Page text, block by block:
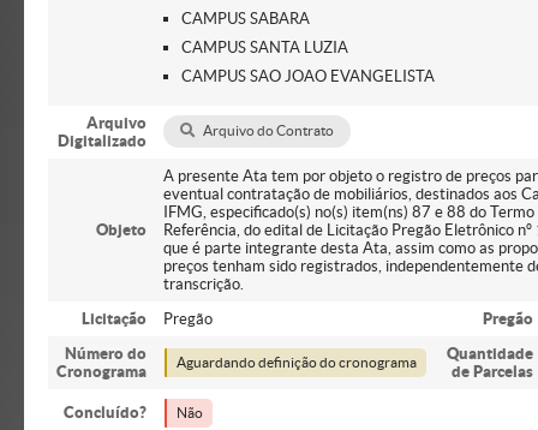
CAMPUS SABARA
CAMPUS SANTA LUZIA
CAMPUS SAO JOAO EVANGELISTA
Arquivo
Digitalizado
Arquivo do Contrato
Objeto
A presente Ata tem por objeto o registro de preços
eventual contratação de mobiliários, destinados aos
IFMG, especificado(s) no(s) item(ns) 87 e 88 do Termo
Referência, do edital de Licitação Pregão Eletrônico
que é parte integrante desta Ata, assim como as
preços tenham sido registrados, independentemente
transcrição.
Licitação
Pregão
Pregão
Número do
Cronograma
Aguardando definição do cronograma
Quantidade
de Parcelas
Concluído? Não